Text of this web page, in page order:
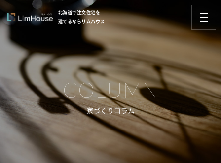
北海道で注文住宅を
建てるならリムハウス
COLUMN
家づくりコラム